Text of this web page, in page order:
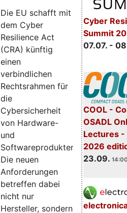
Cyber
Summit
07.07. -
COOL -
OSADL
Lectures -
2026
23.09.
Die EU schafft mit
dem Cyber
Resilience Act
(CRA) künftig
einen
verbindlichen
Rechtsrahmen für
die
Cybersicherheit
von Hardware-
und
Softwareprodukten.
Die neuen
Anforderungen
betreffen dabei
nicht nur
Hersteller, sondern